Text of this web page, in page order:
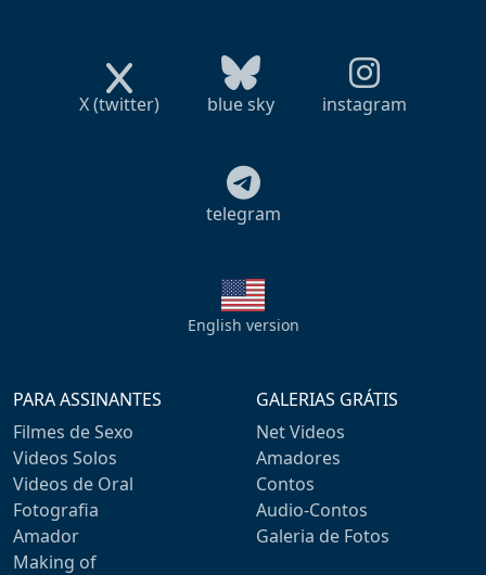
X (twitter) blue sky instagram
telegram
English version
PARA ASSINANTES
Filmes de Sexo
Videos Solos
Videos de Oral
Fotografia
Amador
Making of
GALERIAS GRÁTIS
Net Videos
Amadores
Contos
Audio-Contos
Galeria de Fotos